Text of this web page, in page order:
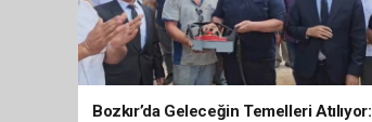
Bozkır’da Geleceğin Temelleri Atılıyor: